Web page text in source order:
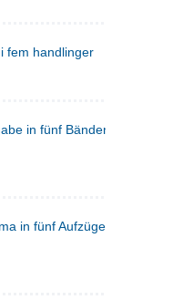
fem handlinger
in fünf Bänden
in fünf Aufzügen